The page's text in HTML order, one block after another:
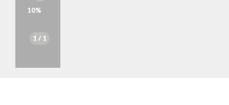
10%
1 / 1